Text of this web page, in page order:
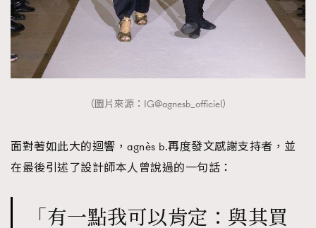
（圖片來源：IG@agnesb_officiel）
面對著如此大的迴響，agnès b.再度發文感謝支持者，並
在最後引述了設計師本人曾說過的一句話：
「有一點我可以肯定：與其買